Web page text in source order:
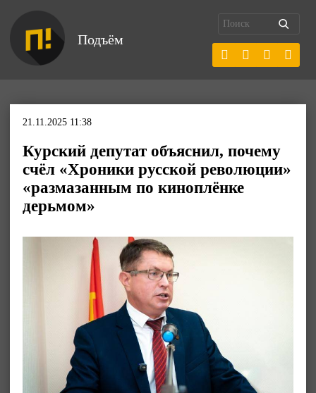
Подъём
21.11.2025 11:38
Курский депутат объяснил, почему
счёл «Хроники русской революции»
«размазанным по киноплёнке
дерьмом»